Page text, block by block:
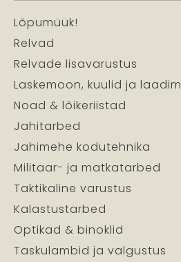
Lõpumüük!
Relvad
Relvade lisavarustus
Laskemoon, kuulid ja
Noad & lõikeriistad
Jahitarbed
Jahimehe kodutehnika
Militaar- ja matkatarbed
Taktikaline varustus
Kalastustarbed
Optikad & binoklid
Taskulambid ja valgustus